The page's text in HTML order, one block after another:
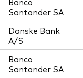
Santander SA
Danske Bank
A/S
Banco
Santander SA